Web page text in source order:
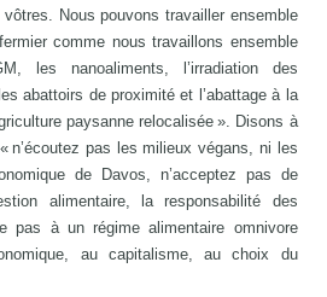
vôtres. Nous pouvons travailler ensemble
comme nous travaillons ensemble
les nanoaliments, l’irradiation des
abattoirs de proximité et l’abattage à la
paysanne relocalisée ». Disons à
n’écoutez pas les milieux végans, ni les
de Davos, n’acceptez pas de
alimentaire, la responsabilité des
pas à un régime alimentaire omnivore
au capitalisme, au choix du